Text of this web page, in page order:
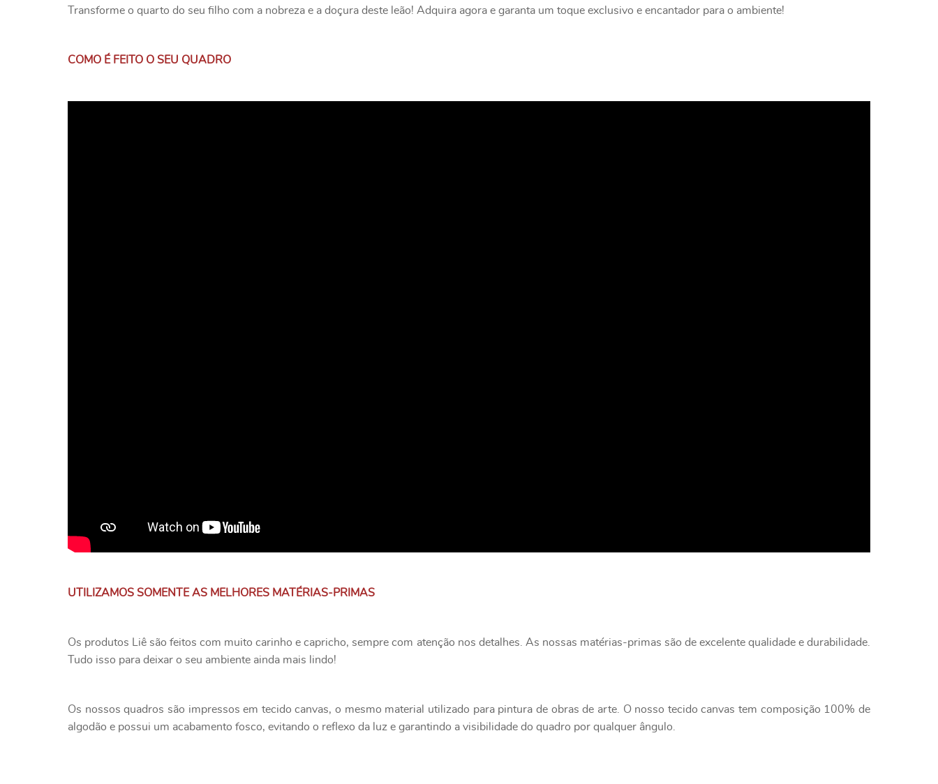
Transforme o quarto do seu filho com a nobreza e a doçura deste leão! Adquira agora e garanta um toque exclusivo e encantador para o ambiente!
COMO É FEITO O SEU QUADRO
UTILIZAMOS SOMENTE AS MELHORES MATÉRIAS-PRIMAS
Os produtos Liê são feitos com muito carinho e capricho, sempre com atenção nos detalhes. As nossas matérias-primas são de excelente qualidade e durabilidade.
Tudo isso para deixar o seu ambiente ainda mais lindo!
Os nossos quadros são impressos em tecido canvas, o mesmo material utilizado para pintura de obras de arte. O nosso tecido canvas tem composição 100% de
algodão e possui um acabamento fosco, evitando o reflexo da luz e garantindo a visibilidade do quadro por qualquer ângulo.